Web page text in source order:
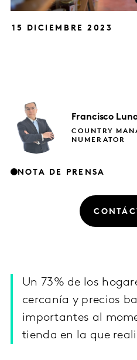
15 DICIEMBRE 2023
Francisco
COUNTRY
NUMERATOR
NOTA DE PRENSA
Un 73% de los
cercanía y precios
importantes al
tienda en la que